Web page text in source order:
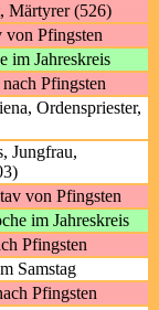
Märtyrer (526)
von Pfingsten
im Jahreskreis
Pfingsten
Ordenspriester,
Jungfrau,
von Pfingsten
im Jahreskreis
Pfingsten
Samstag
Pfingsten